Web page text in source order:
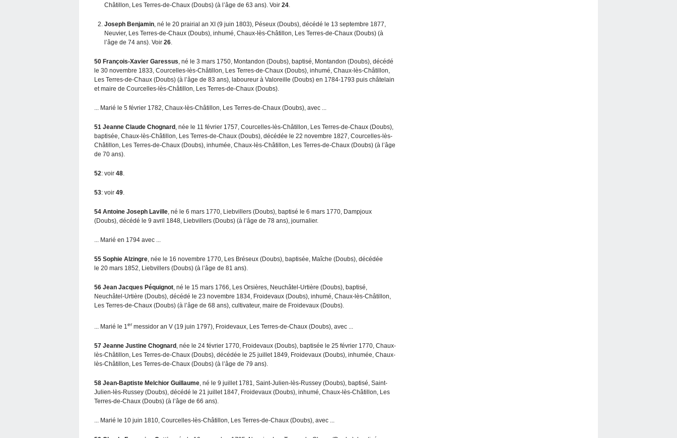
Châtillon, Les Terres-de-Chaux (Doubs) (à l’âge de 63 ans). Voir 24.
Joseph Benjamin, né le 20 prairial an XI (9 juin 1803), Péseux (Doubs), décédé le 13 septembre 1877,
Neuvier, Les Terres-de-Chaux (Doubs), inhumé, Chaux-lès-Châtillon, Les Terres-de-Chaux (Doubs) (à
l’âge de 74 ans). Voir 26.
50 François-Xavier Garessus, né le 3 mars 1750, Montandon (Doubs), baptisé, Montandon (Doubs), décédé
le 30 novembre 1833, Courcelles-lès-Châtillon, Les Terres-de-Chaux (Doubs), inhumé, Chaux-lès-Châtillon,
Les Terres-de-Chaux (Doubs) (à l’âge de 83 ans), laboureur à Valoreille (Doubs) en 1784-1793 puis châtelain
et maire de Courcelles-lès-Châtillon, Les Terres-de-Chaux (Doubs).
... Marié le 5 février 1782, Chaux-lès-Châtillon, Les Terres-de-Chaux (Doubs), avec ...
51 Jeanne Claude Chognard, née le 11 février 1757, Courcelles-lès-Châtillon, Les Terres-de-Chaux (Doubs),
baptisée, Chaux-lès-Châtillon, Les Terres-de-Chaux (Doubs), décédée le 22 novembre 1827, Courcelles-lès-
Châtillon, Les Terres-de-Chaux (Doubs), inhumée, Chaux-lès-Châtillon, Les Terres-de-Chaux (Doubs) (à l’âge
de 70 ans).
52: voir 48.
53: voir 49.
54 Antoine Joseph Laville, né le 6 mars 1770, Liebvillers (Doubs), baptisé le 6 mars 1770, Dampjoux
(Doubs), décédé le 9 avril 1848, Liebvillers (Doubs) (à l’âge de 78 ans), journalier.
... Marié en 1794 avec ...
55 Sophie Alzingre, née le 16 novembre 1770, Les Bréseux (Doubs), baptisée, Maîche (Doubs), décédée
le 20 mars 1852, Liebvillers (Doubs) (à l’âge de 81 ans).
56 Jean Jacques Péquignot, né le 15 mars 1766, Les Orsières, Neuchâtel-Urtière (Doubs), baptisé,
Neuchâtel-Urtière (Doubs), décédé le 23 novembre 1834, Froidevaux (Doubs), inhumé, Chaux-lès-Châtillon,
Les Terres-de-Chaux (Doubs) (à l’âge de 68 ans), cultivateur, maire de Froidevaux (Doubs).
... Marié le 1ermessidor an V (19 juin 1797), Froidevaux, Les Terres-de-Chaux (Doubs), avec ...
57 Jeanne Justine Chognard, née le 24 février 1770, Froidevaux (Doubs), baptisée le 25 février 1770, Chaux-
lès-Châtillon, Les Terres-de-Chaux (Doubs), décédée le 25 juillet 1849, Froidevaux (Doubs), inhumée, Chaux-
lès-Châtillon, Les Terres-de-Chaux (Doubs) (à l’âge de 79 ans).
58 Jean-Baptiste Melchior Guillaume, né le 9 juillet 1781, Saint-Julien-lès-Russey (Doubs), baptisé, Saint-
Julien-lès-Russey (Doubs), décédé le 21 juillet 1847, Froidevaux (Doubs), inhumé, Chaux-lès-Châtillon, Les
Terres-de-Chaux (Doubs) (à l’âge de 66 ans).
... Marié le 10 juin 1810, Courcelles-lès-Châtillon, Les Terres-de-Chaux (Doubs), avec ...